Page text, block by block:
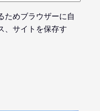
ためブラウザーに自
、サイトを保存す